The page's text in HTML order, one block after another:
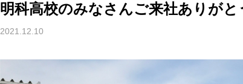
明科高校のみなさんご来社ありがと
2021.12.10